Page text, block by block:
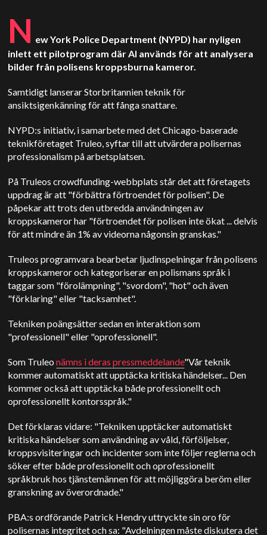
N ew York Police Department (NYPD) har nyligen
inlett ett pilotprogram där AI används för att analysera
bilder från polisens kroppsburna kameror.
Samtidigt lanserar Storbritannien teknik för
ansiktsigenkänning för att fånga snattare.
NYPD:s initiativ, i samarbete med det Chicago-baserade
teknikföretaget Truleo, syftar till att utvärdera polisernas
professionalism på arbetsplatsen.
På Truleos crowdfunding-webbplats står det att företagets
uppdrag är att "förbättra förtroendet för polisen". De
påpekar att trots den utbredda användningen av
kroppskameror har "förtroendet för polisen inte ökat ... delvis
för att mindre än 1% av videorna någonsin granskas."
Truleos programvara bearbetar ljudinspelningar från polisens
kroppskameror och kategoriserar en polismans språk i
taggar som "förolämpning", "svordom", "hot" och även
"förklaring" eller "tacksamhet".
Tekniken poängsätter sedan en interaktion som
"professionell" eller "oprofessionell".
Som Truleonämns i deras pressmeddelande"Vår teknik
kommer automatiskt att upptäcka kritiska händelser... Den
kommer också att upptäcka både professionellt och
oprofessionellt kontorsspråk."
Det förklaras vidare: "Tekniken upptäcker automatiskt
kritiska händelser som användning av våld, förföljelser,
kroppsvisiteringar och incidenter som inte följer reglerna och
söker efter både professionellt och oprofessionellt
språkbruk hos tjänstemännen för att möjliggöra beröm eller
granskning av överordnade."
PBA:s ordförande Patrick Hendry uttryckte sin oro för
polisernas integritet och sa: "Avdelningen måste diskutera det